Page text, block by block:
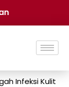
Infeksi Kulit